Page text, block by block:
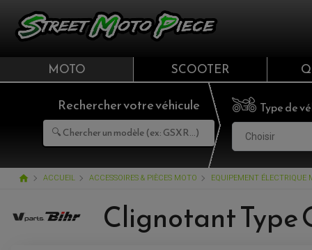
MOTO SCOOTER
Rechercher votre véhicule Type de
Choisir
home ACCUEIL ACCESSOIRES & PIÈCES MOTO EQUIPEMENT ÉLECTRIQUE
Clignotant Type